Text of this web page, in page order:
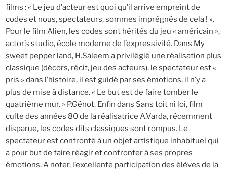
films : « Le jeu d’acteur est quoi qu’il arrive empreint de
codes et nous, spectateurs, sommes imprégnés de cela ! ».
Pour le film Alien, les codes sont hérités du jeu « américain »,
actor’s studio, école moderne de l’expressivité. Dans My
sweet pepper land, H.Saleem a privilégié une réalisation plus
classique (décors, récit, jeu des acteurs), le spectateur est «
pris » dans l’histoire, il est guidé par ses émotions, il n’y a
plus de mise à distance. « Le but est de faire tomber le
quatrième mur. » P.Génot. Enfin dans Sans toit ni loi, film
culte des années 80 de la réalisatrice A.Varda, récemment
disparue, les codes dits classiques sont rompus. Le
spectateur est confronté à un objet artistique inhabituel qui
a pour but de faire réagir et confronter à ses propres
émotions. A noter, l’excellente participation des élèves de la